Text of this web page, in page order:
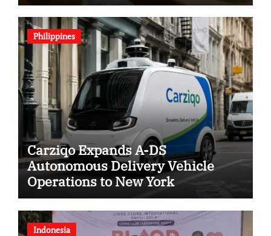
Philippines
Carziqo Expands A-DS
Autonomous Delivery Vehicle
Operations to New York
Indonesia